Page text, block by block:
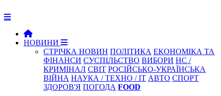
НОВИНИ
СТРІЧКА НОВИН ПОЛІТИКА ЕКОНОМІКА ТА
ФІНАНСИ СУСПІЛЬСТВО ВИБОРИ НС /
КРИМІНАЛ СВІТ РОСІЙСЬКО-УКРАЇНСЬКА
ВІЙНА НАУКА / ТЕХНО / IT АВТО СПОРТ
ЗДОРОВ'Я ПОГОДА FOOD